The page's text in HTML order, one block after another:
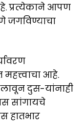
प्रत्येकाने आपण
जगविण्याचा
आहे.
दुस-यांनाही
सांगायचे
हातभार